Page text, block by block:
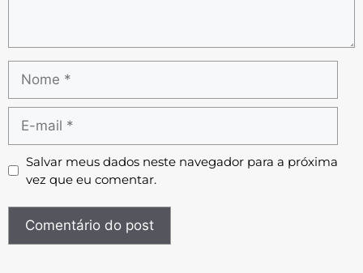
Salvar meus dados neste navegador para a próxima
vez que eu comentar.